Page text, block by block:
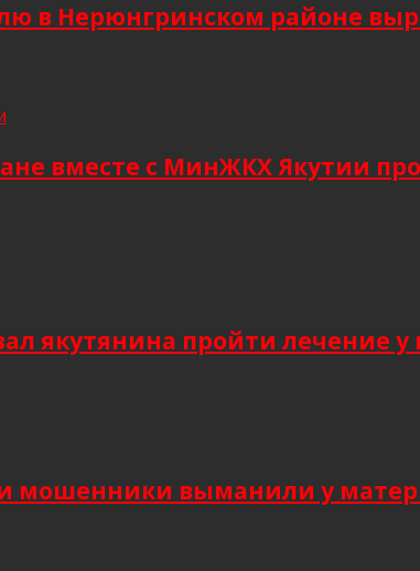
в Нерюнгринском районе
вместе с МинЖКХ Якутии
якутянина пройти лечение
мошенники выманили у